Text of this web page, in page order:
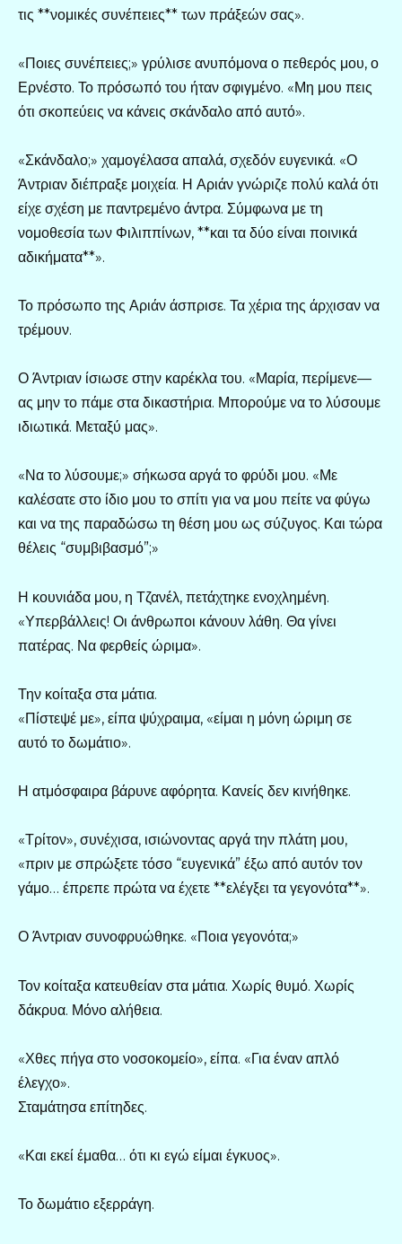
τις **νομικές συνέπειες** των πράξεών σας».
«Ποιες συνέπειες;» γρύλισε ανυπόμονα ο πεθερός μου, ο
Ερνέστο. Το πρόσωπό του ήταν σφιγμένο. «Μη μου πεις
ότι σκοπεύεις να κάνεις σκάνδαλο από αυτό».
«Σκάνδαλο;» χαμογέλασα απαλά, σχεδόν ευγενικά. «Ο
Άντριαν διέπραξε μοιχεία. Η Αριάν γνώριζε πολύ καλά ότι
είχε σχέση με παντρεμένο άντρα. Σύμφωνα με τη
νομοθεσία των Φιλιππίνων, **και τα δύο είναι ποινικά
αδικήματα**».
Το πρόσωπο της Αριάν άσπρισε. Τα χέρια της άρχισαν να
τρέμουν.
Ο Άντριαν ίσιωσε στην καρέκλα του. «Μαρία, περίμενε—
ας μην το πάμε στα δικαστήρια. Μπορούμε να το λύσουμε
ιδιωτικά. Μεταξύ μας».
«Να το λύσουμε;» σήκωσα αργά το φρύδι μου. «Με
καλέσατε στο ίδιο μου το σπίτι για να μου πείτε να φύγω
και να της παραδώσω τη θέση μου ως σύζυγος. Και τώρα
θέλεις “συμβιβασμό”;»
Η κουνιάδα μου, η Τζανέλ, πετάχτηκε ενοχλημένη.
«Υπερβάλλεις! Οι άνθρωποι κάνουν λάθη. Θα γίνει
πατέρας. Να φερθείς ώριμα».
Την κοίταξα στα μάτια.
«Πίστεψέ με», είπα ψύχραιμα, «είμαι η μόνη ώριμη σε
αυτό το δωμάτιο».
Η ατμόσφαιρα βάρυνε αφόρητα. Κανείς δεν κινήθηκε.
«Τρίτον», συνέχισα, ισιώνοντας αργά την πλάτη μου,
«πριν με σπρώξετε τόσο “ευγενικά” έξω από αυτόν τον
γάμο… έπρεπε πρώτα να έχετε **ελέγξει τα γεγονότα**».
Ο Άντριαν συνοφρυώθηκε. «Ποια γεγονότα;»
Τον κοίταξα κατευθείαν στα μάτια. Χωρίς θυμό. Χωρίς
δάκρυα. Μόνο αλήθεια.
«Χθες πήγα στο νοσοκομείο», είπα. «Για έναν απλό
έλεγχο».
Σταμάτησα επίτηδες.
«Και εκεί έμαθα… ότι κι εγώ είμαι έγκυος».
Το δωμάτιο εξερράγη.